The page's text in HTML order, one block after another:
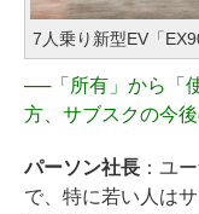
7人乗り新型EV「
──「所有」から「
方、サブスクの今
パーソン社長：ユ
で、特に若い人は